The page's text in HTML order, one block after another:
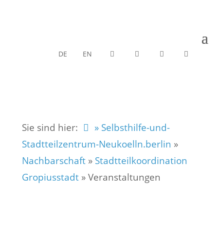
DE EN
Sie sind hier:
» Selbsthilfe-und-
Stadtteilzentrum-Neukoelln.berlin »
Nachbarschaft» Stadtteilkoordination
Gropiusstadt»Veranstaltungen